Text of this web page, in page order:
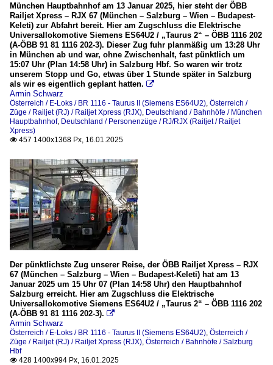
München Hauptbahnhof am 13 Januar 2025, hier steht der ÖBB
Railjet Xpress – RJX 67 (München – Salzburg – Wien – Budapest-
Keleti) zur Abfahrt bereit. Hier am Zugschluss die Elektrische
Universallokomotive Siemens ES64U2 / „Taurus 2“ – ÖBB 1116 202
(A-ÖBB 91 81 1116 202-3). Dieser Zug fuhr planmäßig um 13:28 Uhr
in München ab und war, ohne Zwischenhalt, fast pünktlich um
15:07 Uhr (Plan 14:58 Uhr) in Salzburg Hbf. So waren wir trotz
unserem Stopp und Go, etwas über 1 Stunde später in Salzburg
als wir es eigentlich geplant hatten. 
Armin Schwarz
Österreich / E-Loks / BR 1116 - Taurus II (Siemens ES64U2), Österreich /
Züge / Railjet (RJ) / Railjet Xpress (RJX), Deutschland / Bahnhöfe / München
Hauptbahnhof, Deutschland / Personenzüge / RJ/RJX (Railjet / Railjet
Xpress)
 457 1400x1368 Px, 16.01.2025
Der pünktlichste Zug unserer Reise, der ÖBB Railjet Xpress – RJX
67 (München – Salzburg – Wien – Budapest-Keleti) hat am 13
Januar 2025 um 15 Uhr 07 (Plan 14:58 Uhr) den Hauptbahnhof
Salzburg erreicht. Hier am Zugschluss die Elektrische
Universallokomotive Siemens ES64U2 / „Taurus 2“ – ÖBB 1116 202
(A-ÖBB 91 81 1116 202-3). 
Armin Schwarz
Österreich / E-Loks / BR 1116 - Taurus II (Siemens ES64U2), Österreich /
Züge / Railjet (RJ) / Railjet Xpress (RJX), Österreich / Bahnhöfe / Salzburg
Hbf
 428 1400x994 Px, 16.01.2025